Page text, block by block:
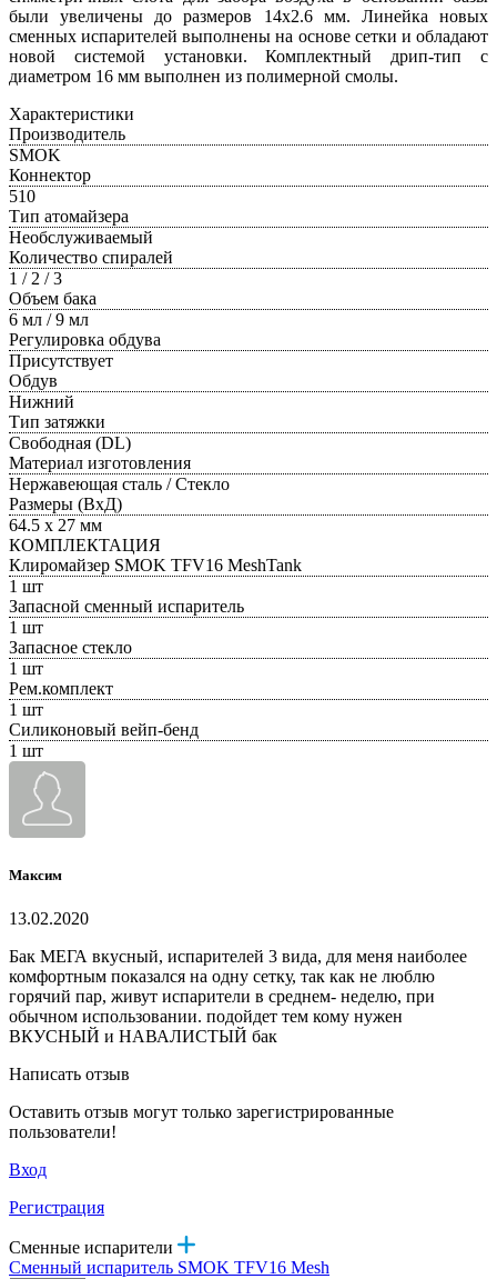
были увеличены до размеров 14x2.6 мм. Линейка новых
сменных испарителей выполнены на основе сетки и обладают
новой системой установки. Комплектный дрип-тип с
диаметром 16 мм выполнен из полимерной смолы.
Характеристики
Производитель
SMOK
Коннектор
510
Тип атомайзера
Необслуживаемый
Количество спиралей
1 / 2 / 3
Объем бака
6 мл / 9 мл
Регулировка обдува
Присутствует
Обдув
Нижний
Тип затяжки
Свободная (DL)
Материал изготовления
Нержавеющая сталь / Стекло
Размеры (ВxД)
64.5 х 27 мм
КОМПЛЕКТАЦИЯ
Клиромайзер SMOK TFV16 MeshTank
1 шт
Запасной сменный испаритель
1 шт
Запасное стекло
1 шт
Рем.комплект
1 шт
Силиконовый вейп-бенд
1 шт
Максим
13.02.2020
Бак МЕГА вкусный, испарителей 3 вида, для меня наиболее
комфортным показался на одну сетку, так как не люблю
горячий пар, живут испарители в среднем- неделю, при
обычном использовании. подойдет тем кому нужен
ВКУСНЫЙ и НАВАЛИСТЫЙ бак
Написать отзыв
Оставить отзыв могут только зарегистрированные
пользователи!
Вход
Регистрация
Сменные испарители
Сменный испаритель SMOK TFV16 Mesh